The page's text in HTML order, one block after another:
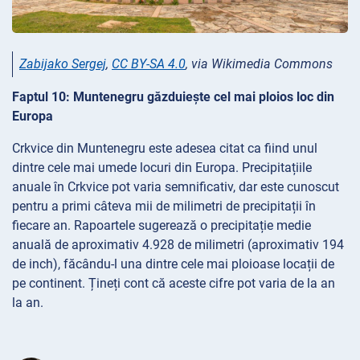
Zabijako Sergej, CC BY-SA 4.0, via Wikimedia Commons
Faptul 10: Muntenegru găzduiește cel mai ploios loc din
Europa
Crkvice din Muntenegru este adesea citat ca fiind unul
dintre cele mai umede locuri din Europa. Precipitațiile
anuale în Crkvice pot varia semnificativ, dar este cunoscut
pentru a primi câteva mii de milimetri de precipitații în
fiecare an. Rapoartele sugerează o precipitație medie
anuală de aproximativ 4.928 de milimetri (aproximativ 194
de inch), făcându-l una dintre cele mai ploioase locații de
pe continent. Țineți cont că aceste cifre pot varia de la an
la an.